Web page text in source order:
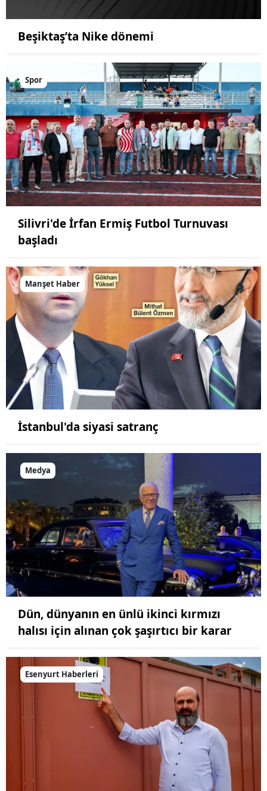
Beşiktaş’ta Nike dönemi
Spor
Silivri'de İrfan Ermiş Futbol Turnuvası
başladı
Manşet Haber
İstanbul'da siyasi satranç
Medya
Dün, dünyanın en ünlü ikinci kırmızı
halısı için alınan çok şaşırtıcı bir karar
Esenyurt Haberleri